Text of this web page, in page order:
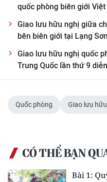
quốc phòng biên giới
Giao lưu hữu nghị giữa
bên biên giới tại Lạng Sơn
Giao lưu hữu nghị quốc
Trung Quốc lần thứ 9
Quốc phòng Giao lưu
CÓ THỂ BẠN
Bài 1: